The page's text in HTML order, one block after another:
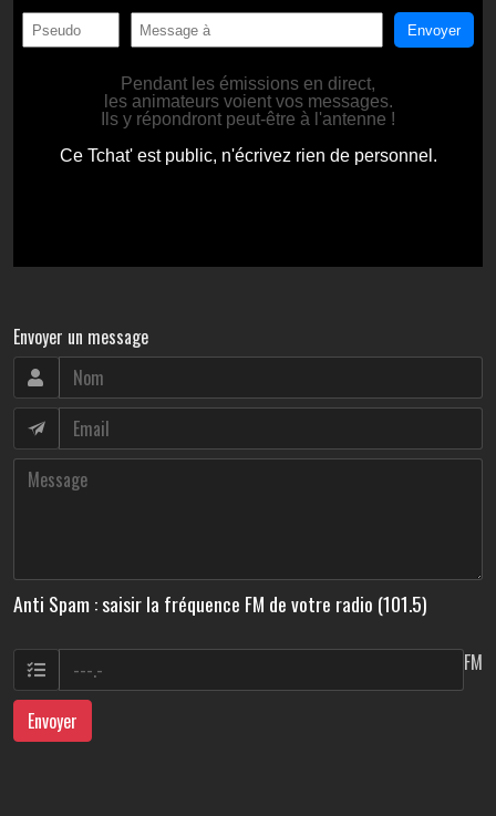
Envoyer un message
Anti Spam : saisir la fréquence FM de votre radio (101.5)
FM
Envoyer